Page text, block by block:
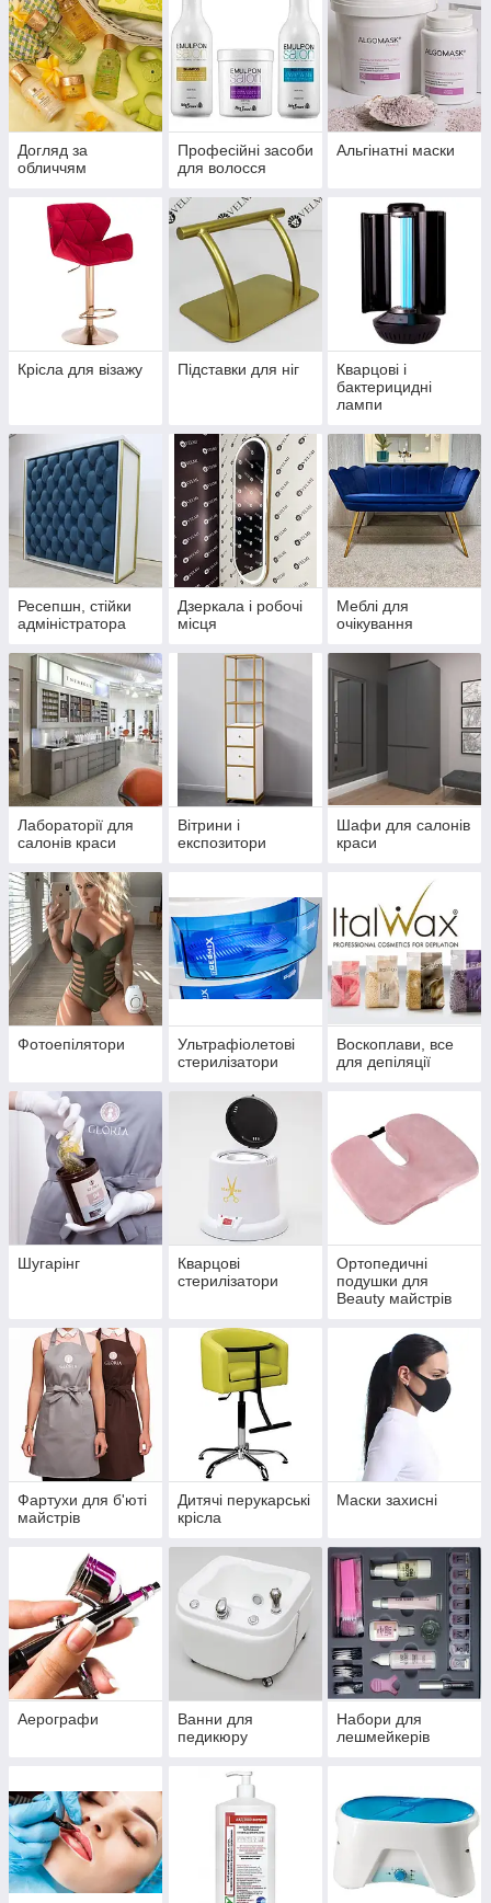
Догляд за
обличчям
Професійні засоби
для волосся
Альгінатні маски
Крісла для візажу Підставки для ніг
Кварцові і
бактерицидні
лампи
Ресепшн, стійки
адміністратора
Дзеркала і робочі
місця
Меблі для
очікування
Лабораторії для
салонів краси
Вітрини і
експозитори
Шафи для салонів
краси
Фотоепілятори
Ультрафіолетові
стерилізатори
Воскоплави, все
для депіляції
Шугарінг
Кварцові
стерилізатори
Ортопедичні
подушки для
Beauty майстрів
Фартухи для б'юті
майстрів
Дитячі перукарські
крісла
Маски захисні
Аерографи
Ванни для
педикюру
Набори для
лешмейкерів